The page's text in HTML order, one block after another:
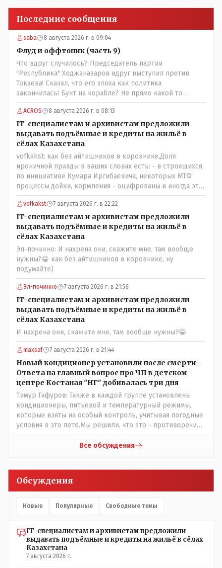
Последние сообщения
saba 8 августа 2026 г. в 09:04
Флуд и оффтопик (часть 9)
Что вдруг случилось? Председатель партии
"Республика" Ходжаназаров вдруг выступил против
Токаева! Сказал, что его эпоха как политика
закончилась! Бунт на корабле? Не прямо какой то
правдолюб вдруг выступил! Может он инопланетянин?
Появился неизвестно откуда, отжал у бывшего
всесильного Розинова целый холдинг и теперь против
президента выступает! Вот ни капельки ему не поверю,
что он действует в интересах страны, про народ уже и
не говорю! Опять какие то закулисные игры?
ACROS 8 августа 2026 г. в 08:13
IT-специалистам и архивистам предложили
выдавать подъёмные и кредиты на жильё в
сёлах Казахстана
vofkakst: как без айтишников в коровнике,Доля
ироничной правды в ваших словах есть: - в строящихся,
по инициативе Кумара Иргибаевича, некоторых МТФ
процессы дойки, кормления - оцифрованы и иногда эти
программы дают сбой - и тогда они нужны, хотя я
насколько в курсе своей комьютерной безграмотности
- все эти вопросы можно решать и устранять эти сбои и
удалённо - лёжа на диване, в городе. Но, этих
современных и оцифрованных МТФ критично мало для
массового переезда лохматых и обкуренных молодых
ребят из города в село, да и те МТФ я по опыту
подозреваю, скоро перейдут на обслуживание с
помошью кувалды, китайского скотча, алюминевой
проволоки и русского мата. Вот где работать в селе
именно АРХИВАРИУСАМ - понятие не имею- допустим
все мои архивы по работе и по семейной жизни -
помещаются в одну дешёвую китайскую флешку
Впрочем, не надо гадать: - это замутили УМНЫЕ люди
наверху , близко расположенные к гос.бюджету-
наверняка они знают что делают.
vofkakst 7 августа 2026 г. в 22:22
IT-специалистам и архивистам предложили
выдавать подъёмные и кредиты на жильё в
сёлах Казахстана
Эл-починно: И нахрена они, скажите мне, там вообще
нужны?😁 как без айтишников в коровнике, ну
подумайте)
Эл-починно 7 августа 2026 г. в 21:56
IT-специалистам и архивистам предложили
выдавать подъёмные и кредиты на жильё в
сёлах Казахстана
И нахрена они, скажите мне, там вообще нужны?😁
maxsaf 7 августа 2026 г. в 21:44
Новый кондиционер установили после смерти -
Ответа на главный вопрос про ЧП в детском
центре Костаная "НГ" добивалась три дня
Тимур Гафуров: Также в каждой группе установлены
кондиционеры, питьевой и температурный режимы,
которые взяты на особый контроль, учитывая погодные
условия в это лето.Мы решили. что это - противоречие.
комментарий прозвучал на следующий день после
температурный режим на контроль. То есть первая
часть - информация до трагедии, вторая часть -
исправлено.
Все обсуждения
Обсуждения
Новые Популярные Свободные темы
IT-специалистам и архивистам предложили
выдавать подъёмные и кредиты на жильё в сёлах
Казахстана
7 августа 2026 г.